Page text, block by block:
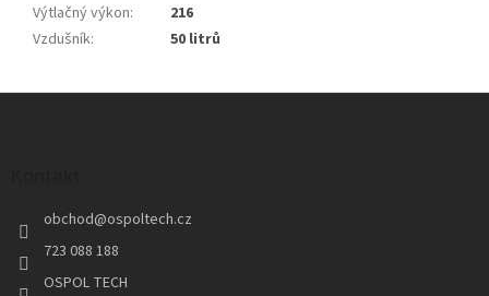
Výtlačný výkon:
216
Vzdušník: 50 litrů
obchod@ospoltech.cz
723 088 188
OSPOL TECH